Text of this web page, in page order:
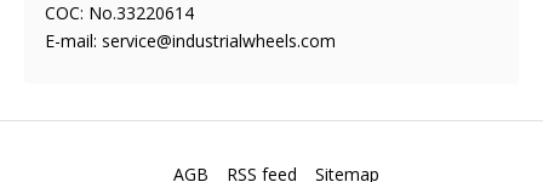
COC: No.33220614
E-mail: service@industrialwheels.com
AGB RSS feed Sitemap